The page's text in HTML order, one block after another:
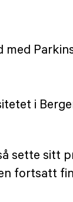
i
sette sitt
fortsatt